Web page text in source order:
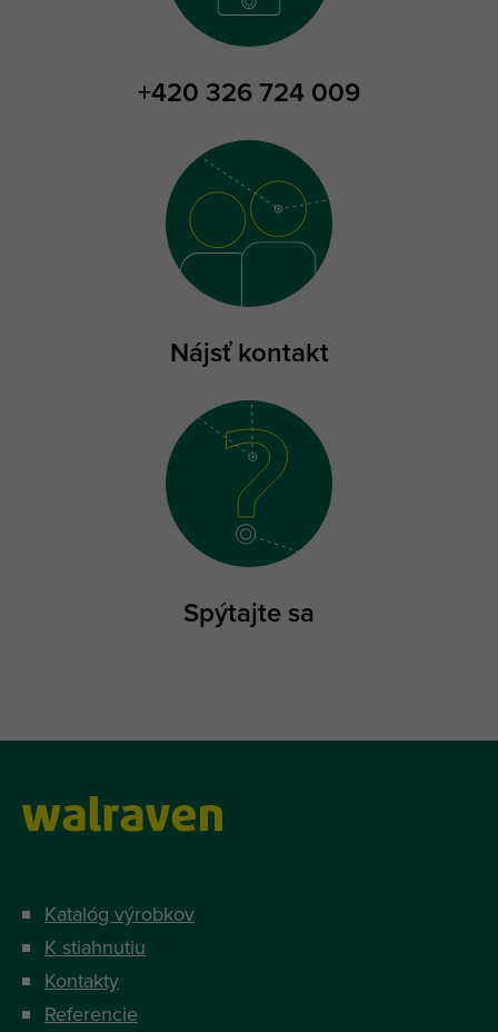
+420 326 724 009
Nájsť kontakt
Spýtajte sa
Katalóg výrobkov
K stiahnutiu
Kontakty
Referencie